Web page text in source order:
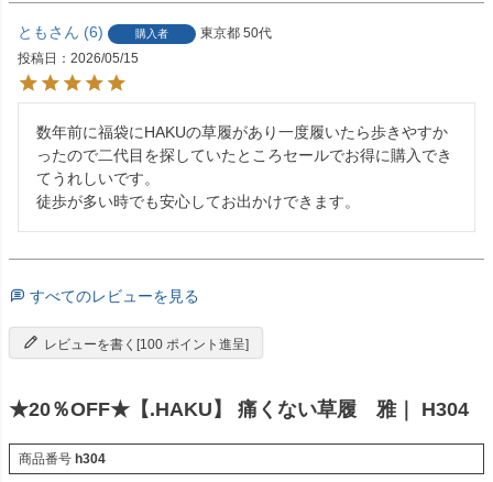
とも 6 購入者 東京都 50代
投稿日
2026/05/15
数年前に福袋にHAKUの草履があり一度履いたら歩きやすか
ったので二代目を探していたところセールでお得に購入でき
てうれしいです。
徒歩が多い時でも安心してお出かけできます。
すべてのレビューを見る
レビューを書く[100 ポイント進呈]
★20％OFF★【.HAKU】 痛くない草履 雅｜ H304
商品番号 h304